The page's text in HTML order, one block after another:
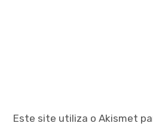
Este site utiliza o Akismet